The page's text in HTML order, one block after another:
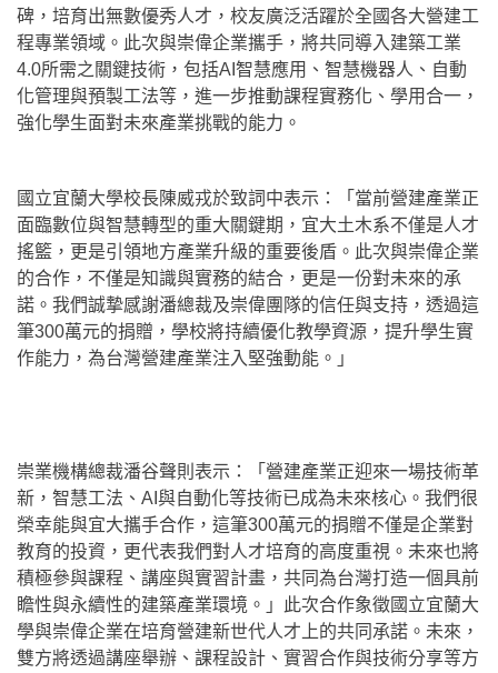
碑，培育出無數優秀人才，校友廣泛活躍於全國各大營建工
程專業領域。此次與崇偉企業攜手，將共同導入建築工業
4.0所需之關鍵技術，包括AI智慧應用、智慧機器人、自動
化管理與預製工法等，進一步推動課程實務化、學用合一，
強化學生面對未來產業挑戰的能力。
國立宜蘭大學校長陳威戎於致詞中表示：「當前營建產業正
面臨數位與智慧轉型的重大關鍵期，宜大土木系不僅是人才
搖籃，更是引領地方產業升級的重要後盾。此次與崇偉企業
的合作，不僅是知識與實務的結合，更是一份對未來的承
諾。我們誠摯感謝潘總裁及崇偉團隊的信任與支持，透過這
筆300萬元的捐贈，學校將持續優化教學資源，提升學生實
作能力，為台灣營建產業注入堅強動能。」
崇業機構總裁潘谷聲則表示：「營建產業正迎來一場技術革
新，智慧工法、AI與自動化等技術已成為未來核心。我們很
榮幸能與宜大攜手合作，這筆300萬元的捐贈不僅是企業對
教育的投資，更代表我們對人才培育的高度重視。未來也將
積極參與課程、講座與實習計畫，共同為台灣打造一個具前
瞻性與永續性的建築產業環境。」此次合作象徵國立宜蘭大
學與崇偉企業在培育營建新世代人才上的共同承諾。未來，
雙方將透過講座舉辦、課程設計、實習合作與技術分享等方